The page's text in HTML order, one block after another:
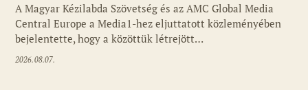
Fotó: media1.hu
A Magyar Kézilabda Szövetség és az AMC Global Media
Central Europe a Media1-hez eljuttatott közleményében
bejelentette, hogy a közöttük létrejött…
2026.08.07.